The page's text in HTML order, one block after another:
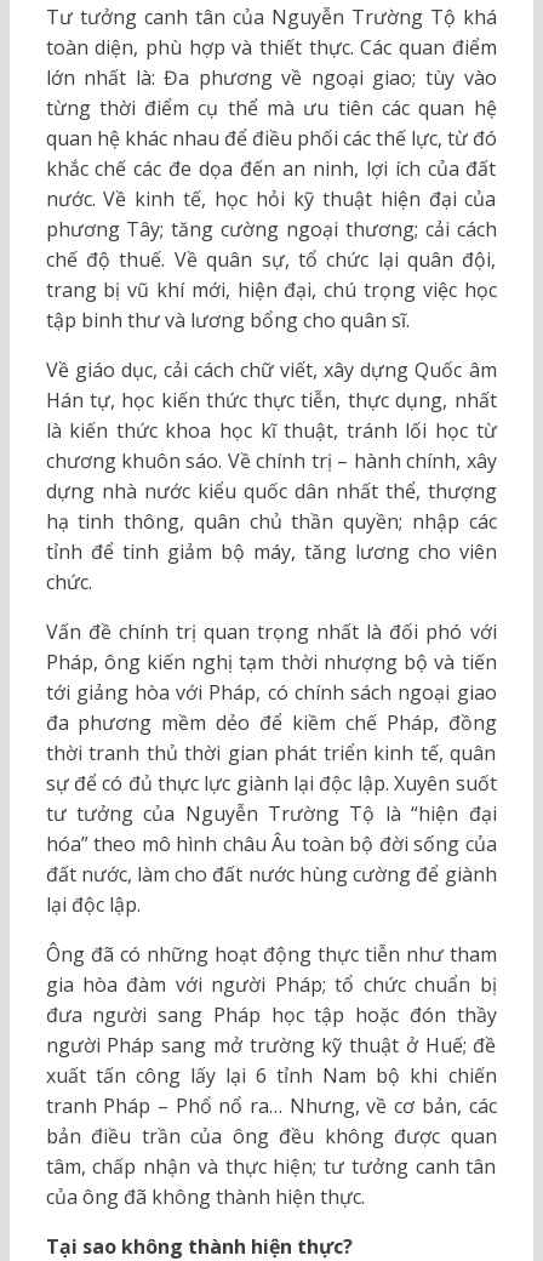
Tư tưởng canh tân của Nguyễn Trường Tộ khá
toàn diện, phù hợp và thiết thực. Các quan điểm
lớn nhất là: Đa phương về ngoại giao; tùy vào
từng thời điểm cụ thể mà ưu tiên các quan hệ
quan hệ khác nhau để điều phối các thế lực, từ đó
khắc chế các đe dọa đến an ninh, lợi ích của đất
nước. Về kinh tế, học hỏi kỹ thuật hiện đại của
phương Tây; tăng cường ngoại thương; cải cách
chế độ thuế. Về quân sự, tổ chức lại quân đội,
trang bị vũ khí mới, hiện đại, chú trọng việc học
tập binh thư và lương bổng cho quân sĩ.
Về giáo dục, cải cách chữ viết, xây dựng Quốc âm
Hán tự, học kiến thức thực tiễn, thực dụng, nhất
là kiến thức khoa học kĩ thuật, tránh lối học từ
chương khuôn sáo. Về chính trị – hành chính, xây
dựng nhà nước kiểu quốc dân nhất thể, thượng
hạ tinh thông, quân chủ thần quyền; nhập các
tỉnh để tinh giảm bộ máy, tăng lương cho viên
chức.
Vấn đề chính trị quan trọng nhất là đối phó với
Pháp, ông kiến nghị tạm thời nhượng bộ và tiến
tới giảng hòa với Pháp, có chính sách ngoại giao
đa phương mềm dẻo để kiềm chế Pháp, đồng
thời tranh thủ thời gian phát triển kinh tế, quân
sự để có đủ thực lực giành lại độc lập. Xuyên suốt
tư tưởng của Nguyễn Trường Tộ là “hiện đại
hóa” theo mô hình châu Âu toàn bộ đời sống của
đất nước, làm cho đất nước hùng cường để giành
lại độc lập.
Ông đã có những hoạt động thực tiễn như tham
gia hòa đàm với người Pháp; tổ chức chuẩn bị
đưa người sang Pháp học tập hoặc đón thầy
người Pháp sang mở trường kỹ thuật ở Huế; đề
xuất tấn công lấy lại 6 tỉnh Nam bộ khi chiến
tranh Pháp – Phổ nổ ra… Nhưng, về cơ bản, các
bản điều trần của ông đều không được quan
tâm, chấp nhận và thực hiện; tư tưởng canh tân
của ông đã không thành hiện thực.
Tại sao không thành hiện thực?